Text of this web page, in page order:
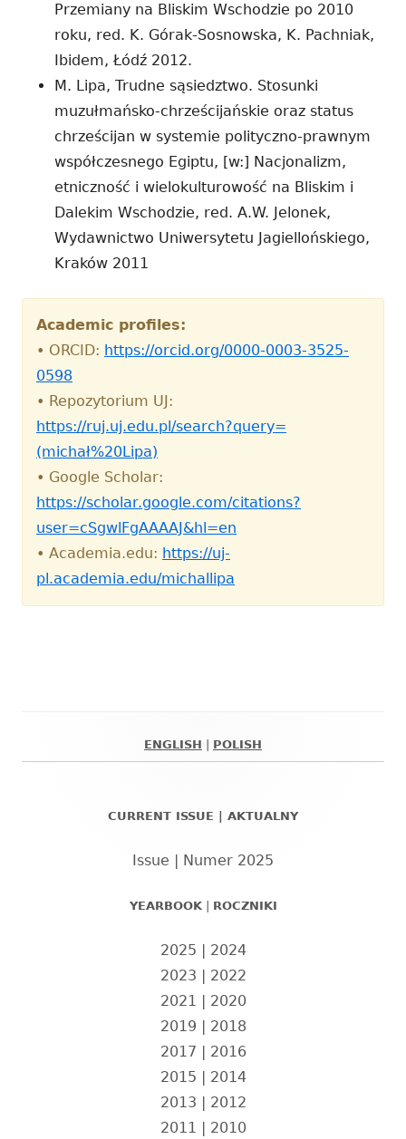
Przemiany na Bliskim Wschodzie po 2010
roku, red. K. Górak-Sosnowska, K. Pachniak,
Ibidem, Łódź 2012.
M. Lipa, Trudne sąsiedztwo. Stosunki
muzułmańsko-chrześcijańskie oraz status
chrześcijan w systemie polityczno-prawnym
współczesnego Egiptu, [w:] Nacjonalizm,
etniczność i wielokulturowość na Bliskim i
Dalekim Wschodzie, red. A.W. Jelonek,
Wydawnictwo Uniwersytetu Jagiellońskiego,
Kraków 2011
Academic profiles:
• ORCID: https://orcid.org/0000-0003-3525-
0598
• Repozytorium UJ:
https://ruj.uj.edu.pl/search?query=
(michał%20Lipa)
• Google Scholar:
https://scholar.google.com/citations?
user=cSgwlFgAAAAJ&hl=en
• Academia.edu: https://uj-
pl.academia.edu/michallipa
ENGLISH POLISH
CURRENT ISSUE | AKTUALNY
Issue | Numer 2025
YEARBOOK| ROCZNIKI
2025 | 2024
2023 | 2022
2021 | 2020
2019 | 2018
2017 | 2016
2015 | 2014
2013 | 2012
2011 | 2010